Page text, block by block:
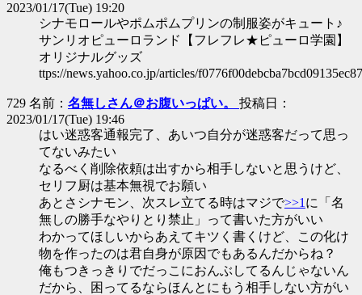
2023/01/17(Tue) 19:20
シナモロールやポムポムプリンの制服姿がキュート♪
サンリオピューロランド【フレフレ★ピューロ学園】
オリジナルグッズ
ttps://news.yahoo.co.jp/articles/
729 名前： 名無しさん＠お腹いっぱい。 投稿日：
2023/01/17(Tue) 19:46
はい迷惑客通報完了、あいつ自分が迷惑客だって思っ
てないみたい
なるべく削除依頼は出すから相手しないと思うけど、
セリフ厨は基本無視でお願い
あとさシナモン、次スレ立てる時はマジで>>1 に「名
無しの勝手なやりとり禁止」って書いた方がいい
わかってほしいからあえてキツく書くけど、この化け
物を作ったのは君自身が原因でもあるんだからね？
俺もつきっきりでだっこにおんぶしてるんじゃないん
だから、困ってるならほんとにもう相手しない方がい